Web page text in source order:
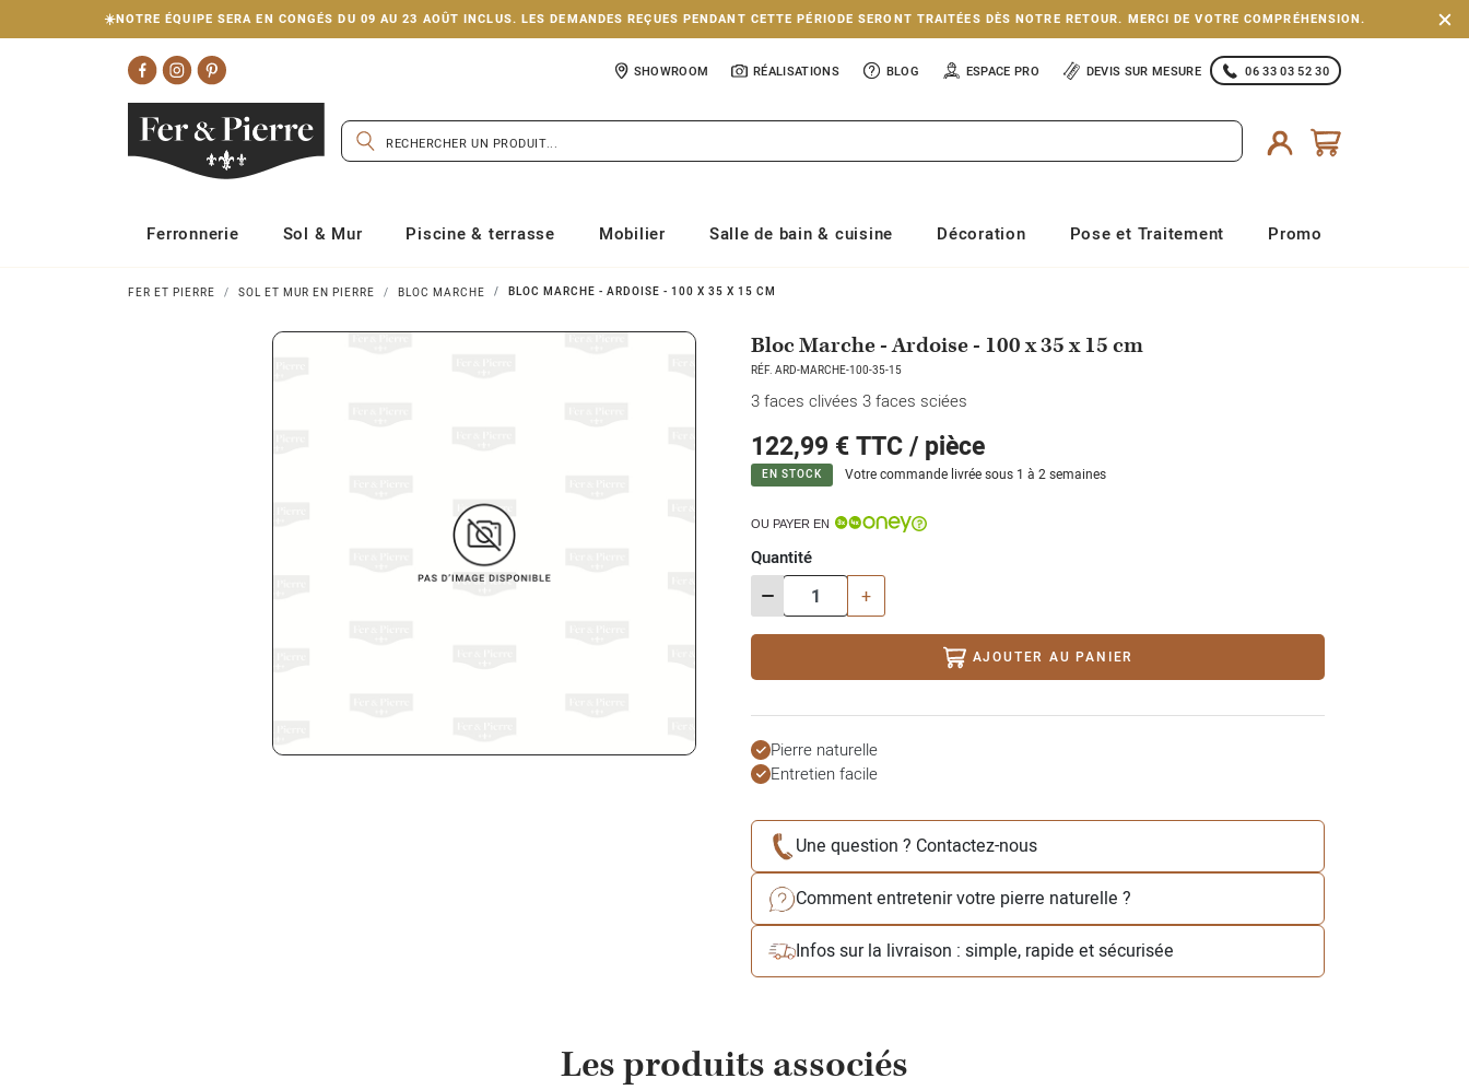
☀️NOTRE ÉQUIPE SERA EN CONGÉS DU 09 AU 23 AOÛT INCLUS. LES DEMANDES REÇUES PENDANT CETTE PÉRIODE SERONT TRAITÉES DÈS NOTRE RETOUR. MERCI DE VOTRE COMPRÉHENSION.
SHOWROOM RÉALISATIONS BLOG ESPACE PRO DEVIS SUR MESURE 06 33 03 52 30
Ferronnerie Sol & Mur Piscine & terrasse Mobilier Salle de bain & cuisine Décoration Pose et Traitement Promo
FER ET PIERRE SOL ET MUR EN PIERRE BLOC MARCHE BLOC MARCHE - ARDOISE - 100 X 35 X 15 CM
Bloc Marche - Ardoise - 100 x 35 x 15 cm
RÉF. ARD-MARCHE-100-35-15
3 faces clivées 3 faces sciées
122,99 €TTC / pièce
EN STOCK Votre commande livrée sous 1 à 2 semaines
OU PAYER EN
Quantité
- +
AJOUTER AU PANIER
Pierre naturelle
Entretien facile
Une question ? Contactez-nous
Comment entretenir votre pierre naturelle ?
Infos sur la livraison : simple, rapide et sécurisée
Les produits associés